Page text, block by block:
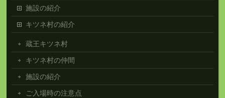
施設の紹介
キツネ村の紹介
蔵王キツネ村
キツネ村の仲間
施設の紹介
ご入場時の注意点